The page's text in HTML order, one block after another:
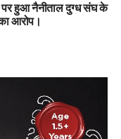
हुआ नैनीताल दुग्ध संघ के
आरोप।